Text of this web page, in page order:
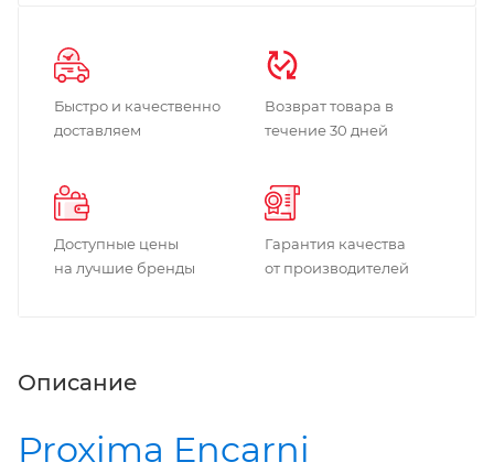
Быстро и качественно
доставляем
Возврат товара в
течение 30 дней
Доступные цены
на лучшие бренды
Гарантия качества
от производителей
Описание
Proxima Encarni